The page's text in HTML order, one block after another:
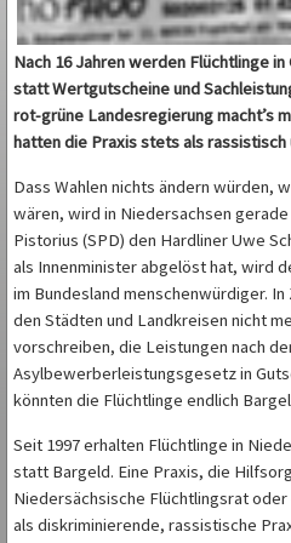
Nach 16 Jahren werden Flüchtlinge
statt Wertgutscheine und
rot-grüne Landesregierung macht’s
hatten die Praxis stets als
Dass Wahlen nichts ändern würden,
wären, wird in Niedersachsen
Pistorius (SPD) den Hardliner Uwe
als Innenminister abgelöst hat, wird
im Bundesland menschenwürdiger.
den Städten und Landkreisen nicht
vorschreiben, die Leistungen nach
Asylbewerberleistungsgesetz in
könnten die Flüchtlinge endlich
Seit 1997 erhalten Flüchtlinge in
statt Bargeld. Eine Praxis, die
Niedersächsische Flüchtlingsrat
als diskriminierende, rassistische